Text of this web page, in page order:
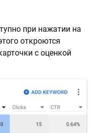
при нажатии на
откроются
с оценкой